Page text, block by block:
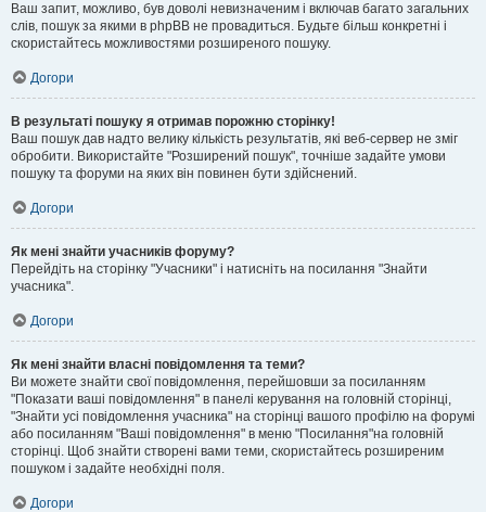
Ваш запит, можливо, був доволі невизначеним і включав багато загальних
слів, пошук за якими в phpBB не провадиться. Будьте більш конкретні і
скористайтесь можливостями розширеного пошуку.
Догори
В результаті пошуку я отримав порожню сторінку!
Ваш пошук дав надто велику кількість результатів, які веб-сервер не зміг
обробити. Використайте "Розширений пошук", точніше задайте умови
пошуку та форуми на яких він повинен бути здійснений.
Догори
Як мені знайти учасників форуму?
Перейдіть на сторінку "Учасники" і натисніть на посилання "Знайти
учасника".
Догори
Як мені знайти власні повідомлення та теми?
Ви можете знайти свої повідомлення, перейшовши за посиланням
"Показати ваші повідомлення" в панелі керування на головній сторінці,
"Знайти усі повідомлення учасника" на сторінці вашого профілю на форумі
або посиланням "Ваші повідомлення" в меню "Посилання"на головній
сторінці. Щоб знайти створені вами теми, скористайтесь розширеним
пошуком і задайте необхідні поля.
Догори